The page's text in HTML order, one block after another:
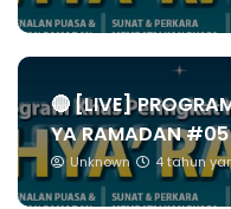
🔴 [LIVE]
YA RAMADAN #05
Unknown 4 tahun